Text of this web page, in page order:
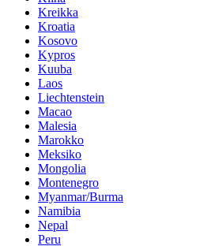
Kreikka
Kroatia
Kosovo
Kypros
Kuuba
Laos
Liechtenstein
Macao
Malesia
Marokko
Meksiko
Mongolia
Montenegro
Myanmar/Burma
Namibia
Nepal
Peru